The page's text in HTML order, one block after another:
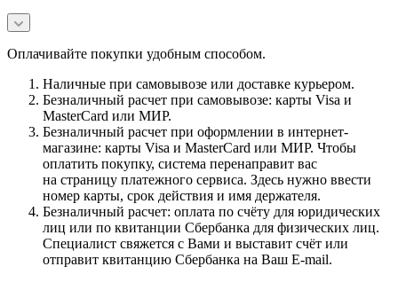
Оплачивайте покупки удобным способом.
Наличные при самовывозе или доставке курьером.
Безналичный расчет при самовывозе: карты Visa и
MasterCard или МИР.
Безналичный расчет при оформлении в интернет-
магазине: карты Visa и MasterCard или МИР. Чтобы
оплатить покупку, система перенаправит вас
на страницу платежного сервиса. Здесь нужно ввести
номер карты, срок действия и имя держателя.
Безналичный расчет: оплата по счёту для юридических
лиц или по квитанции Сбербанка для физических лиц.
Специалист свяжется с Вами и выставит счёт или
отправит квитанцию Сбербанка на Ваш E-mail.